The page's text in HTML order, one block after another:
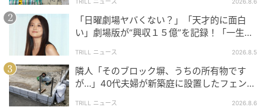
「日曜劇場ヤバくない？」「天才的に面白
い」劇場版が“興収１５億”を記録！「一生言
TRILL ニュース 2026.8.5
隣人「そのブロック塀、うちの所有物です
が…」40代夫婦が新築庭に設置したフェン
TRILL ニュース 2026.8.6